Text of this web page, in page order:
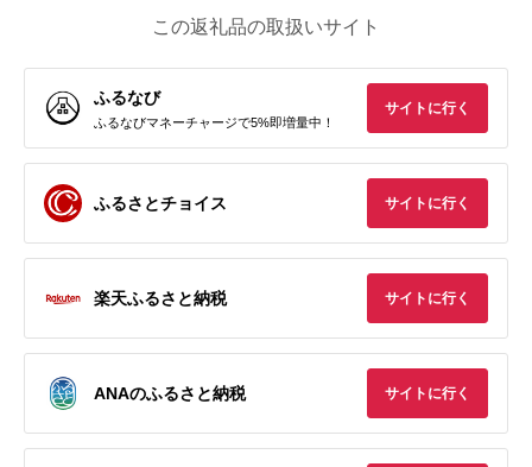
この返礼品の取扱いサイト
ふるなび
ふるなびマネーチャージで5%即増量中！
サイトに行く
ふるさとチョイス サイトに行く
楽天ふるさと納税 サイトに行く
ANAのふるさと納税 サイトに行く